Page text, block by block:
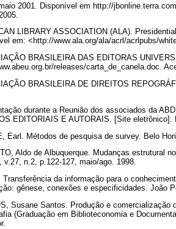
2001. Disponível em http://
LIBRARY ASSOCIATION (ALA).
em: <http://www.ala.org/ala/acrl/acrlpubs/
BRASILEIRA DAS EDITORAS
releases/carta_de_canela.doc.
BRASILEIRA DE DIREITOS
durante a Reunião dos associados da
EDITORIAIS E AUTORAIS. [Site
Earl. Métodos de pesquisa de survey. Belo
Aldo de Albuquerque. Mudanças estrutural
v.27, n.2, p.122-127, maio/ago. 1998.
Transferência da informação para o
gênese, conexões e especificidades. João
Susane Santos. Produção e
(Graduação em Biblioteconomia e